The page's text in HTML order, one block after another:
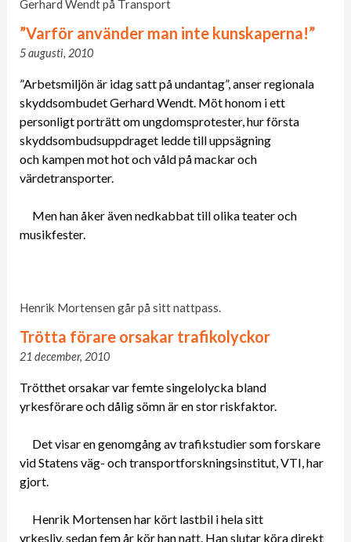
Gerhard Wendt på Transport
”Varför använder man inte kunskaperna!”
5 augusti, 2010
”Arbetsmiljön är idag satt på undantag”, anser regionala
skyddsombudet Gerhard Wendt. Möt honom i ett
personligt porträtt om ungdomsprotester, hur första
skyddsombudsuppdraget ledde till uppsägning
och kampen mot hot och våld på mackar och
värdetransporter.
Men han åker även nedkabbat till olika teater och
musikfester.
Henrik Mortensen går på sitt nattpass.
Trötta förare orsakar trafikolyckor
21 december, 2010
Trötthet orsakar var femte singelolycka bland
yrkesförare och dålig sömn är en stor riskfaktor.
Det visar en genomgång av trafikstudier som forskare
vid Statens väg- och transportforskningsinstitut, VTI, har
gjort.
Henrik Mortensen har kört lastbil i hela sitt
yrkesliv, sedan fem år kör han natt. Han slutar köra direkt